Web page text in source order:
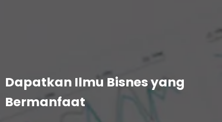
Dapatkan Ilmu Bisnes yang
Bermanfaat